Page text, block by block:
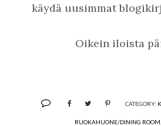
käydä uusimmat
Oikein iloista
CATEGORY:
RUOKAHUONE/DINING ROOM